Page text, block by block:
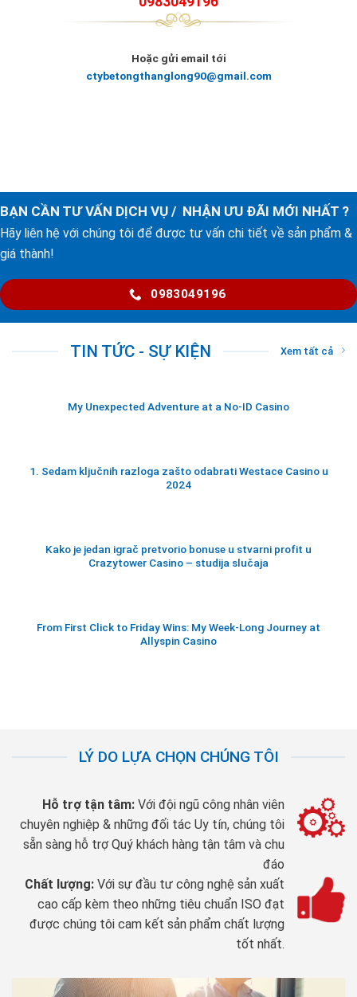
Hoặc gửi email tới
ctybetongthanglong90@gmail.com
BẠN CẦN TƯ VẤN DỊCH VỤ / NHẬN ƯU ĐÃI MỚI NHẤT ?
Hãy liên hệ với chúng tôi để được tư vấn chi tiết về sản phẩm &
giá thành!
0983049196
TIN TỨC - SỰ KIỆN Xem tất cả
My Unexpected Adventure at a No‑ID Casino
1. Sedam ključnih razloga zašto odabrati Westace Casino u
2024
Kako je jedan igrač pretvorio bonuse u stvarni profit u
Crazytower Casino – studija slučaja
From First Click to Friday Wins: My Week‑Long Journey at
Allyspin Casino
LÝ DO LỰA CHỌN CHÚNG TÔI
Hỗ trợ tận tâm: Với đội ngũ công nhân viên
chuyên nghiệp & những đối tác Uy tín, chúng tôi
sẵn sàng hỗ trợ Quý khách hàng tận tâm và chu
đáo
Chất lượng: Với sự đầu tư công nghệ sản xuất
cao cấp kèm theo những tiêu chuẩn ISO đạt
được chúng tôi cam kết sản phẩm chất lượng
tốt nhất.